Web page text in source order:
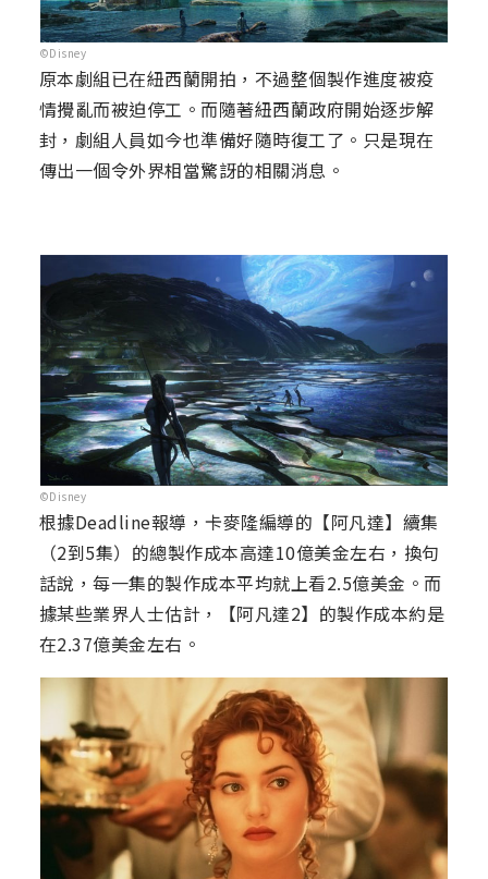
©Disney
原本劇組已在紐西蘭開拍，不過整個製作進度被疫
情攪亂而被迫停工。而隨著紐西蘭政府開始逐步解
封，劇組人員如今也準備好隨時復工了。只是現在
傳出一個令外界相當驚訝的相關消息。
©Disney
根據Deadline報導，卡麥隆編導的【阿凡達】續集
（2到5集）的總製作成本高達10億美金左右，換句
話說，每一集的製作成本平均就上看2.5億美金。而
據某些業界人士估計，【阿凡達2】的製作成本約是
在2.37億美金左右。